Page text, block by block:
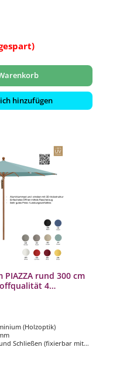
hinzufügen
PIAZZA rund 300 cm
4
(Holzoptik)
Schließen (fixierbar mit